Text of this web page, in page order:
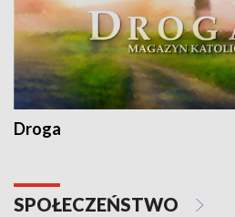
Droga
SPOŁECZEŃSTWO